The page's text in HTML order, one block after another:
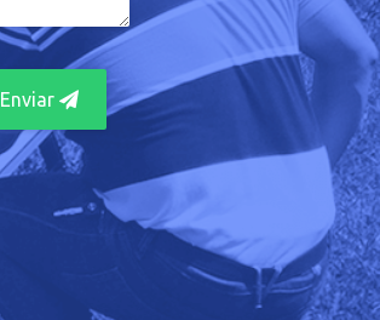
Enviar